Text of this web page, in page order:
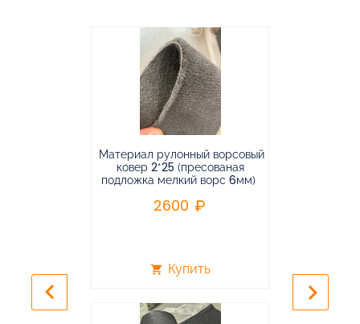
Материал рулонный ворсовый
ковер 2*25 (пресованая
подложка мелкий ворс 6мм)
2600
shopping_cart Купить
keyboard_arrow_left keyboard_arrow_right